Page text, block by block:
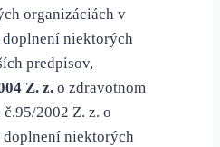
organizáciách v
doplnení niektorých
predpisov,
Z. z. o zdravotnom
2002 Z. z. o
doplnení niektorých